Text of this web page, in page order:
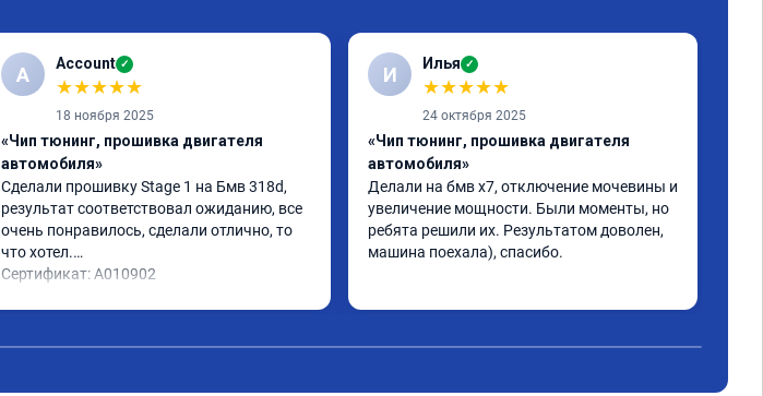
A Account ✓
★★★★★
18 ноября 2025
«Чип тюнинг, прошивка двигателя
автомобиля»
Сделали прошивку Stage 1 на Бмв 318d,
результат соответствовал ожиданию, все
очень понравилось, сделали отлично, то
что хотел.
Сертификат: A010902
И Илья ✓
★★★★★
24 октября 2025
«Чип тюнинг, прошивка двигателя
автомобиля»
Делали на бмв х7, отключение мочевины и
увеличение мощности. Были моменты, но
ребята решили их. Результатом доволен,
машина поехала), спасибо.